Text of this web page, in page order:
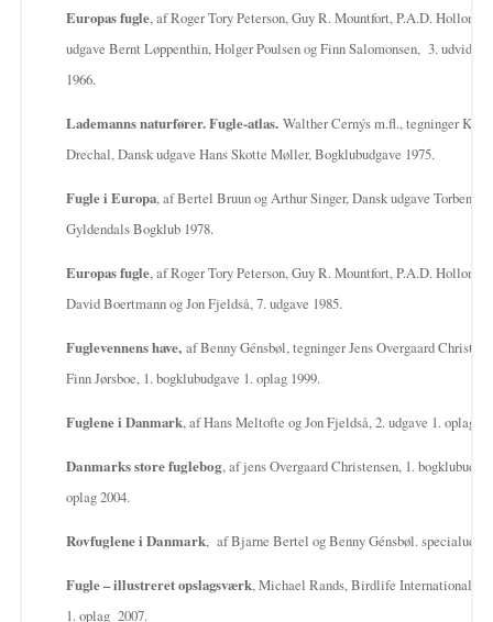
Europas fugle, af Roger Tory Peterson, Guy R. Mountfort, P.A.D. Hollom,
udgave Bernt Løppenthin, Holger Poulsen og Finn Salomonsen, 3.
1966.
Lademanns naturfører. Fugle-atlas. Walther Cernýs m.fl., tegninger Karel
Drechal, Dansk udgave Hans Skotte Møller, Bogklubudgave 1975.
Fugle i Europa, af Bertel Bruun og Arthur Singer, Dansk udgave Torben
Gyldendals Bogklub 1978.
Europas fugle, af Roger Tory Peterson, Guy R. Mountfort, P.A.D. Hollom,
David Boertmann og Jon Fjeldså, 7. udgave 1985.
Fuglevennens have, af Benny Génsbøl, tegninger Jens Overgaard
Finn Jørsboe, 1. bogklubudgave 1. oplag 1999.
Fuglene i Danmark, af Hans Meltofte og Jon Fjeldså, 2. udgave 1. oplag
Danmarks store fuglebog, af jens Overgaard Christensen, 1.
oplag 2004.
Rovfuglene i Danmark, af Bjarne Bertel og Benny Génsbøl.
Fugle – illustreret opslagsværk, Michael Rands, Birdlife International, 1.
1. oplag 2007.